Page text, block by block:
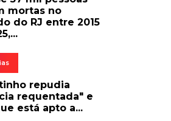
mortas no
do RJ entre 2015
repudia
requentada" e
está apto a...